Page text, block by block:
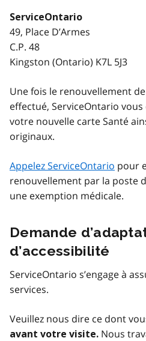
ServiceOntario
49, Place D’Armes
C.P. 48
Kingston (Ontario) K7L 5J3
Une fois le renouvellement
effectué, ServiceOntario
votre nouvelle carte Santé
originaux.
Appelez ServiceOntario pour
renouvellement par la poste
une exemption médicale.
Demande
d’accessibilité
ServiceOntario s’engage à
services.
Veuillez nous dire ce dont
avant votre visite. Nous